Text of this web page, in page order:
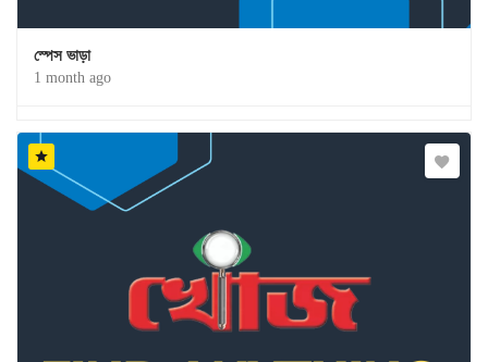
স্পেস ভাড়া
1 month ago